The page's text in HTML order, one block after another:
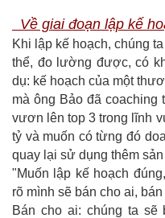
Về giai đoạn lập kế
Khi lập kế hoạch, chúng
thể, đo lường được, có
dụ: kế hoạch của một
mà ông Bảo đã
vươn lên top 3 trong lĩnh
tỷ và muốn có từng đó
quay lại sử dụng thêm
"Muốn lập kế hoạch
rõ mình sẽ bán cho ai,
Bán cho ai: chúng ta sẽ